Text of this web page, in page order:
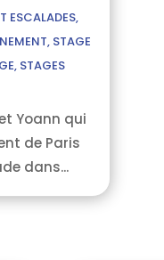
ESCALADES,
, STAGE
, STAGES
Yoann qui
de Paris
dans...